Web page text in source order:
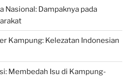
Nasional: Dampaknya pada
Kampung: Kelezatan Indonesian
Membedah Isu di Kampung-